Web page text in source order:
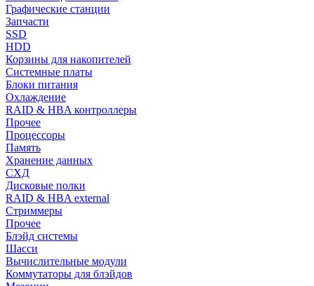
Графические станции
Запчасти
SSD
HDD
Корзины для накопителей
Системные платы
Блоки питания
Охлаждение
RAID & HBA контроллеры
Прочее
Процессоры
Память
Хранение данных
СХД
Дисковые полки
RAID & HBA external
Стриммеры
Прочее
Блэйд системы
Шасси
Вычислительные модули
Коммутаторы для блэйдов